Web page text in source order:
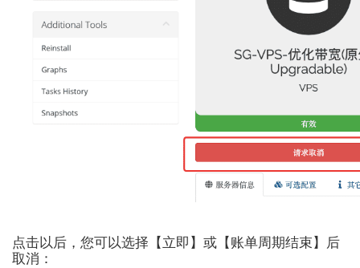
点击以后，您可以选择【立即】或【账单周期结束】后
取消：